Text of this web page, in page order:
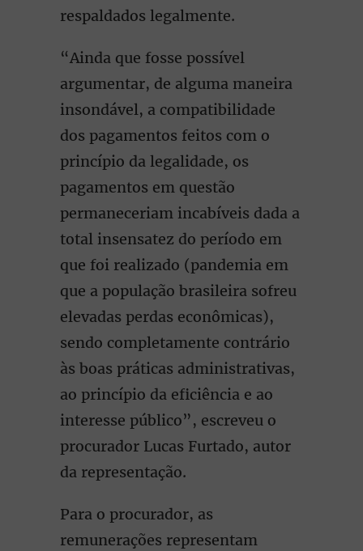
respaldados legalmente.
“Ainda que fosse possível
argumentar, de alguma maneira
insondável, a compatibilidade
dos pagamentos feitos com o
princípio da legalidade, os
pagamentos em questão
permaneceriam incabíveis dada a
total insensatez do período em
que foi realizado (pandemia em
que a população brasileira sofreu
elevadas perdas econômicas),
sendo completamente contrário
às boas práticas administrativas,
ao princípio da eficiência e ao
interesse público”, escreveu o
procurador Lucas Furtado, autor
da representação.
Para o procurador, as
remunerações representam